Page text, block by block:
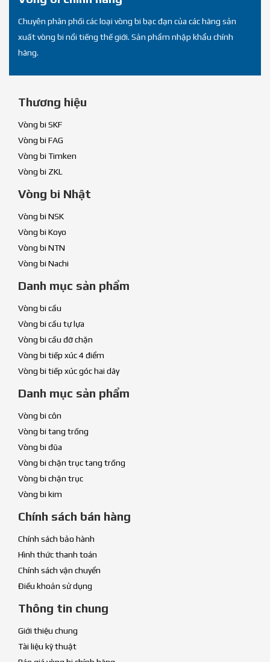
Chuyên phân phối các loại vòng bi bạc đạn của các hãng sản
xuất vòng bi nổi tiếng thế giới. Sản phẩm nhập khẩu chính
hãng.
Thương hiệu
Vòng bi SKF
Vòng bi FAG
Vòng bi Timken
Vòng bi ZKL
Vòng bi Nhật
Vòng bi NSK
Vòng bi Koyo
Vòng bi NTN
Vòng bi Nachi
Danh mục sản phẩm
Vòng bi cầu
Vòng bi cầu tự lựa
Vòng bi cầu đỡ chặn
Vòng bi tiếp xúc 4 điểm
Vòng bi tiếp xúc góc hai dãy
Danh mục sản phẩm
Vòng bi côn
Vòng bi tang trống
Vòng bi đũa
Vòng bi chặn trục tang trống
Vòng bi chặn trục
Vòng bi kim
Chính sách bán hàng
Chính sách bảo hành
Hình thức thanh toán
Chính sách vận chuyển
Điều khoản sử dụng
Thông tin chung
Giới thiệu chung
Tài liệu kỹ thuật